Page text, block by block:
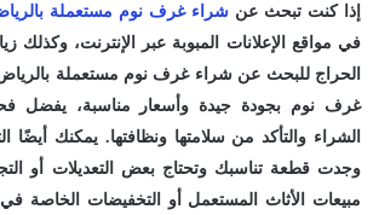
إذا كنت تبحث عن شراء غرف نوم مستعملة
في مواقع الإعلانات المبوبة عبر الإنترنت، وكذلك
الحراج للبحث عن شراء غرف نوم مستعملة
غرف نوم بجودة جيدة وأسعار مناسبة، يفضل
الشراء والتأكد من سلامتها ونظافتها. يمكنك أيضًا
وجدت قطعة تناسبك وتحتاج بعض التعديلات أو
مبيعات الأثاث المستعمل أو التخفيضات الخاصة